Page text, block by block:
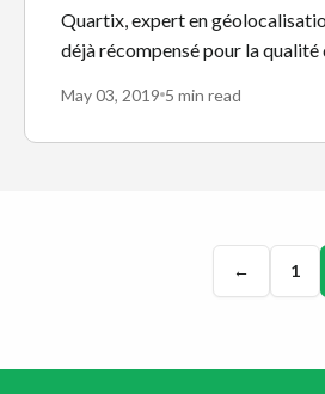
Quartix, expert en
déjà récompensé pour la qualité
May 03, 2019 5 min read
← 1